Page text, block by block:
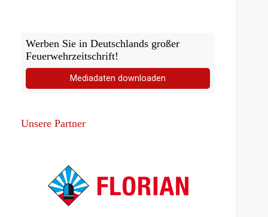
Werben Sie in Deutschlands großer
Feuerwehrzeitschrift!
Mediadaten downloaden
Unsere Partner